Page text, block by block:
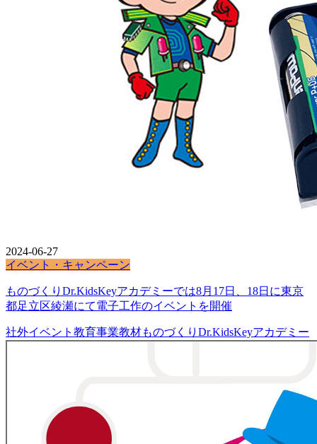
2024-06-27
イベント・キャンペーン
ものづくりDr.KidsKeyアカデミーでは8月17日、18日に東京
都足立区綾瀬にて電子工作のイベントを開催
社外イベント 教育事業教材ものづくりDr.KidsKeyアカデミー